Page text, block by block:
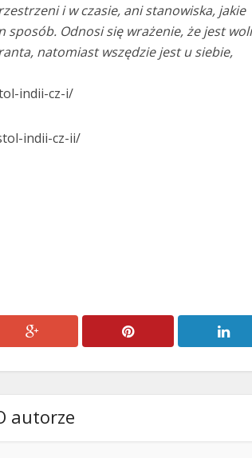
i w czasie, ani stanowiska, jakie
sposób. Odnosi się wrażenie, że jest
natomiast wszędzie jest u siebie,
indii-cz-i/
indii-cz-ii/
autorze